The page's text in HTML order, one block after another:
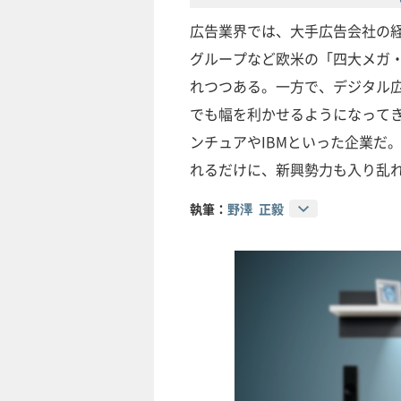
広告業界では、大手広告会社の
グループなど欧米の「四大メガ
れつつある。一方で、デジタル
でも幅を利かせるようになって
ンチュアやIBMといった企業だ
れるだけに、新興勢力も入り乱
執筆： 野澤 正毅